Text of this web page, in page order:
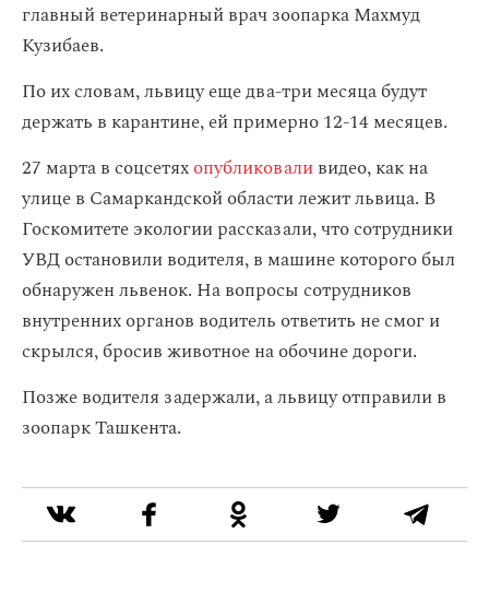
главный ветеринарный врач зоопарка Махмуд
Кузибаев.
По их словам, львицу еще два-три месяца будут
держать в карантине, ей примерно 12-14 месяцев.
27 марта в соцсетяхопубликоваливидео, как на
улице в Самаркандской области лежит львица. В
Госкомитете экологии рассказали, что сотрудники
УВД остановили водителя, в машине которого был
обнаружен львенок. На вопросы сотрудников
внутренних органов водитель ответить не смог и
скрылся, бросив животное на обочине дороги.
Позже водителя задержали, а львицу отправили в
зоопарк Ташкента.